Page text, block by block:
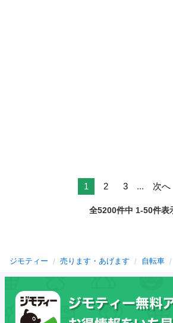
1 2 3 ... 次へ
全5200件中 1-50件表
ジモティー 売ります・あげます 自転車